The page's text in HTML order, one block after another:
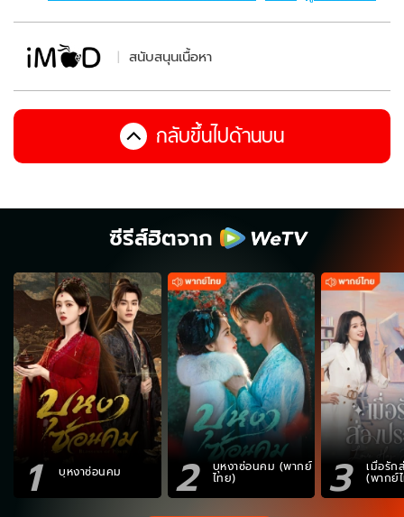
สนับสนุนเนื้อหา
กลับขึ้นไปด้านบน
ซีรีส์ฮิตจาก
1 บุหงาซ่อนคม 2 บุหงาซ่อนคม (พากย์
ไทย) 3 เมื่อรัก
(พากย์